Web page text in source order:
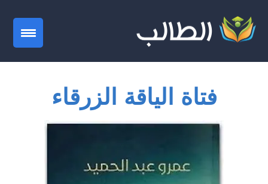
فتاة الياقة الزرقاء